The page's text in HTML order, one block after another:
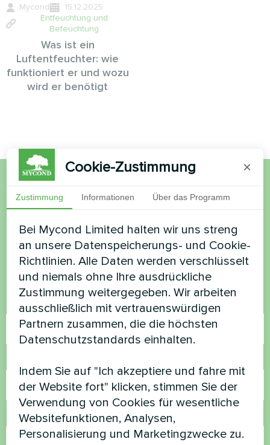
Mycond
15.12.2025
Entfeuchtung und
Befeuchtung
Was ist ein
Luftentfeuchter: wie
funktioniert er und wozu
wird er benötigt
Möchten Sie kaufen oder
haben Sie Fragen?
Kontaktieren Sie uns und wir werden Ihnen
helfen
Name
E-Mail
Cookie-Zustimmung ×
Zustimmung Informationen Über das Programm
Bei Mycond Limited halten wir uns streng
an unsere Datenspeicherungs- und Cookie-
Richtlinien. Alle Daten werden verschlüsselt
und niemals ohne Ihre ausdrückliche
Zustimmung weitergegeben. Wir arbeiten
ausschließlich mit vertrauenswürdigen
Partnern zusammen, die die höchsten
Datenschutzstandards einhalten.
Indem Sie auf "Ich akzeptiere und fahre mit
der Website fort" klicken, stimmen Sie der
Verwendung von Cookies für wesentliche
Websitefunktionen, Analysen,
Personalisierung und Marketingzwecke zu.